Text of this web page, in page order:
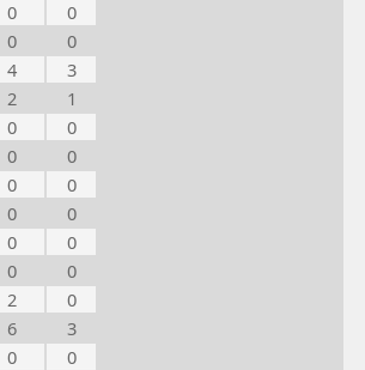
0
0
0
0
4
3
2
1
0
0
0
0
0
0
0
0
0
0
0
0
2
0
6
3
0
0